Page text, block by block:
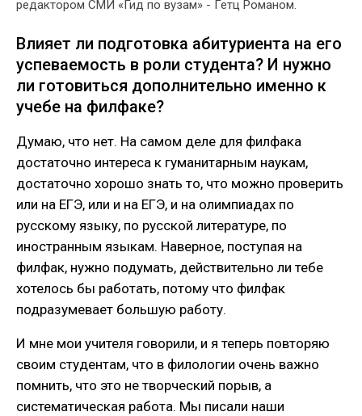
редактором СМИ «Гид по вузам» - Гетц Романом.
Влияет ли подготовка абитуриента на его
успеваемость в роли студента? И нужно
ли готовиться дополнительно именно к
учебе на филфаке?
Думаю, что нет. На самом деле для филфака
достаточно интереса к гуманитарным наукам,
достаточно хорошо знать то, что можно проверить
или на ЕГЭ, или и на ЕГЭ, и на олимпиадах по
русскому языку, по русской литературе, по
иностранным языкам. Наверное, поступая на
филфак, нужно подумать, действительно ли тебе
хотелось бы работать, потому что филфак
подразумевает большую работу.
И мне мои учителя говорили, и я теперь повторяю
своим студентам, что в филологии очень важно
помнить, что это не творческий порыв, а
систематическая работа. Мы писали наши